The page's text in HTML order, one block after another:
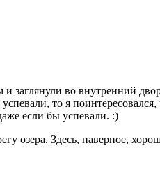
во внутренний
то я
если бы успевали. :)
озера. Здесь, наверное,